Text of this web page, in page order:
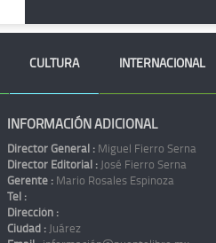
CULTURA INTERNACIONAL
INFORMACIÓN ADICIONAL
Director General : Miguel Fierro Serna
Director Editorial : José Fierro Serna
Gerente : Mario Rosales Espinoza
Tel :
Dirección :
Ciudad : Juárez